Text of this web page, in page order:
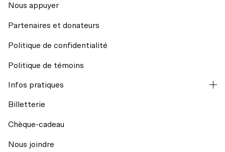
Résidences d’écriture
Billets du coeur Desjardins
Mission et historique
Conseil d’administration
Nous appuyer
Partenaires et donateurs
Politique de confidentialité
Politique de témoins
Infos pratiques
Transport collectif
Billetterie
Chèque-cadeau
Nous joindre